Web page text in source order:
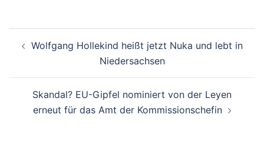
Wolfgang Hollekind heißt jetzt Nuka und lebt in
Niedersachsen
Skandal? EU-Gipfel nominiert von der Leyen
erneut für das Amt der Kommissionschefin